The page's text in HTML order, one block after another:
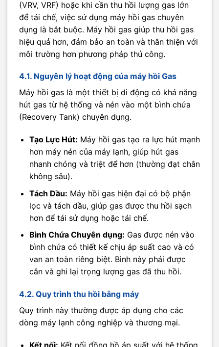
(VRV, VRF) hoặc khi cần thu hồi lượng gas lớn
để tái chế, việc sử dụng máy hồi gas chuyên
dụng là bắt buộc. Máy hồi gas giúp thu hồi gas
hiệu quả hơn, đảm bảo an toàn và thân thiện với
môi trường hơn phương pháp thủ công.
4.1. Nguyên lý hoạt động của máy hồi Gas
Máy hồi gas là một thiết bị di động có khả năng
hút gas từ hệ thống và nén vào một bình chứa
(Recovery Tank) chuyên dụng.
Tạo Lực Hút: Máy hồi gas tạo ra lực hút mạnh
hơn máy nén của máy lạnh, giúp hút gas
nhanh chóng và triệt để hơn (thường đạt chân
không sâu).
Tách Dầu: Máy hồi gas hiện đại có bộ phận
lọc và tách dầu, giúp gas được thu hồi sạch
hơn để tái sử dụng hoặc tái chế.
Bình Chứa Chuyên dụng: Gas được nén vào
bình chứa có thiết kế chịu áp suất cao và có
van an toàn riêng biệt. Bình này phải được
cân và ghi lại trọng lượng gas đã thu hồi.
4.2. Quy trình thu hồi bằng máy
Quy trình này thường được áp dụng cho các
dòng máy lạnh công nghiệp và thương mại.
Kết nối: Kết nối đồng hồ áp suất với hệ thống